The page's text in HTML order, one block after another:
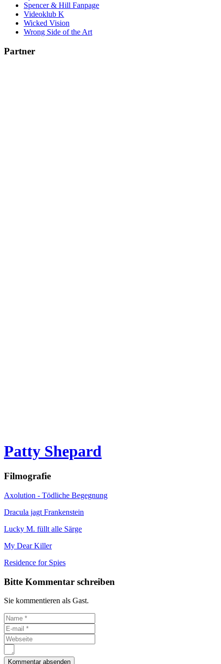
Spencer & Hill Fanpage
Videoklub K
Wicked Vision
Wrong Side of the Art
Partner
Patty Shepard
Filmografie
Axolution - Tödliche Begegnung
Dracula jagt Frankenstein
Lucky M. füllt alle Särge
My Dear Killer
Residence for Spies
Bitte Kommentar schreiben
Sie kommentieren als Gast.